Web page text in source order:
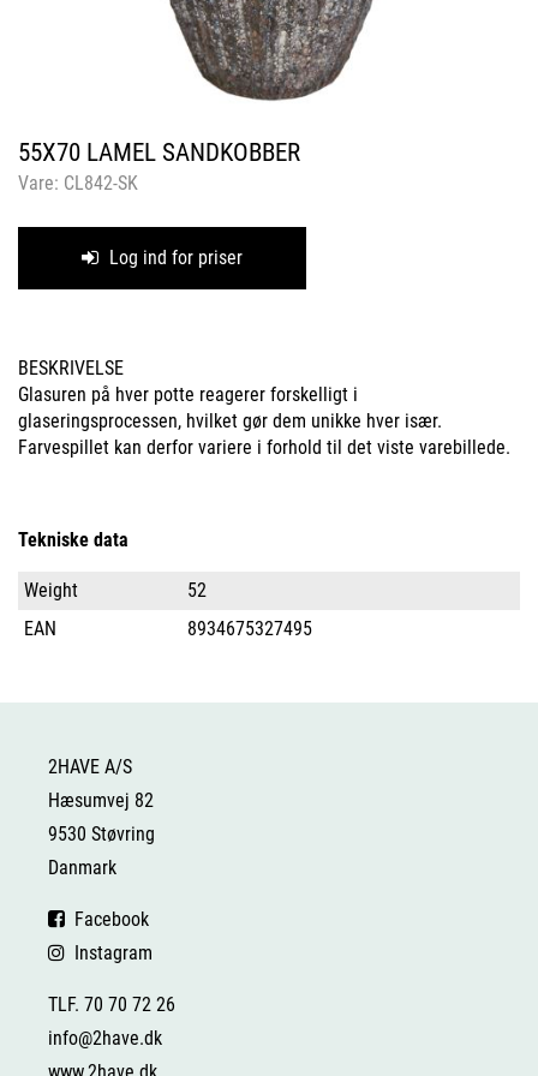
55X70 LAMEL SANDKOBBER
Vare: CL842-SK
Log ind for priser
BESKRIVELSE
Glasuren på hver potte reagerer forskelligt i
glaseringsprocessen, hvilket gør dem unikke hver især.
Farvespillet kan derfor variere i forhold til det viste varebillede.
Tekniske data
Weight
52
EAN
8934675327495
2HAVE A/S
Hæsumvej 82
9530 Støvring
Danmark
Facebook
Instagram
TLF. 70 70 72 26
info@2have.dk